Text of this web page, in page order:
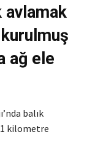
avlamak
ağ ele
balık
kilometre